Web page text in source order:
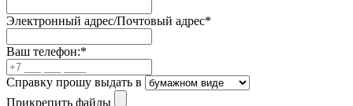
Электронный адрес/Почтовый адрес*
Ваш телефон:*
Справку прошу выдать в
Прикрепить файлы